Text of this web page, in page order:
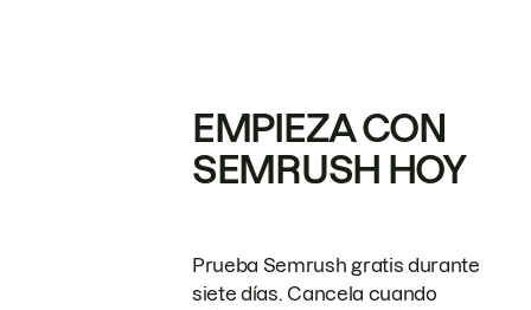
EMPIEZA CON
SEMRUSH HOY
Prueba Semrush gratis durante
siete días. Cancela cuando